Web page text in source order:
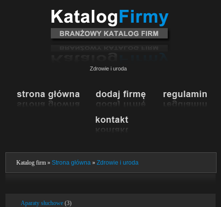
Zdrowie i uroda
Katalog firm »Strona główna »Zdrowie i uroda
Aparaty słuchowe (3)